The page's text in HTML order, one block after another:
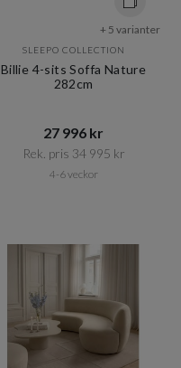
+ 5 varianter
SLEEPO COLLECTION
Billie 4-sits Soffa Nature
282cm
27 996 kr​​
Rek. pris 34 995 kr​​
4-6 veckor